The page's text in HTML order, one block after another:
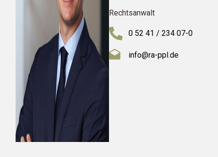
Rechtsanwalt
0 52 41 / 234 07-0
info@ra-ppl.de